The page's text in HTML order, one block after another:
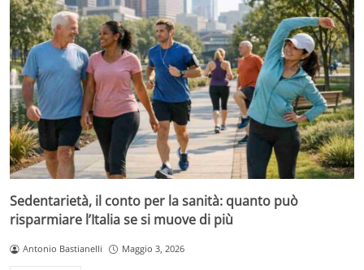
Sedentarietà, il conto per la sanità: quanto può
risparmiare l’Italia se si muove di più
Antonio Bastianelli Maggio 3, 2026